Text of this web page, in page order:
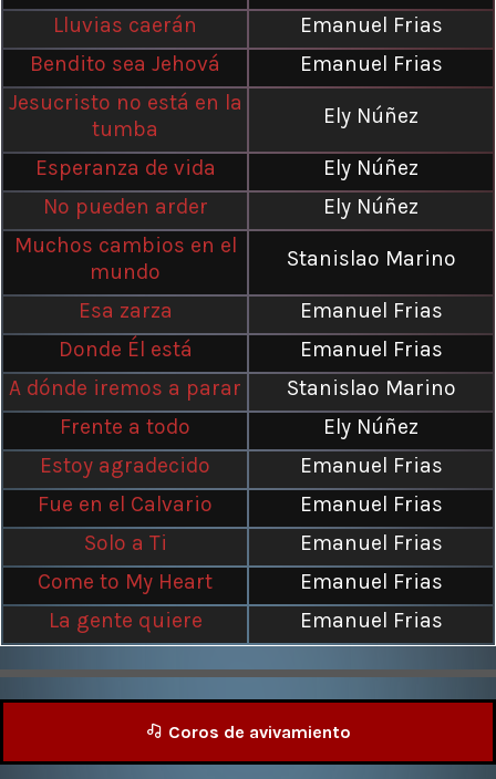
Lluvias caerán
Emanuel Frias
Bendito sea Jehová
Emanuel Frias
Jesucristo no está en la
tumba
Ely Núñez
Esperanza de vida
Ely Núñez
No pueden arder
Ely Núñez
Muchos cambios en el
mundo
Stanislao Marino
Esa zarza
Emanuel Frias
Donde Él está
Emanuel Frias
A dónde iremos a parar
Stanislao Marino
Frente a todo
Ely Núñez
Estoy agradecido
Emanuel Frias
Fue en el Calvario
Emanuel Frias
Solo a Ti
Emanuel Frias
Come to My Heart
Emanuel Frias
La gente quiere
Emanuel Frias
Coros de avivamiento